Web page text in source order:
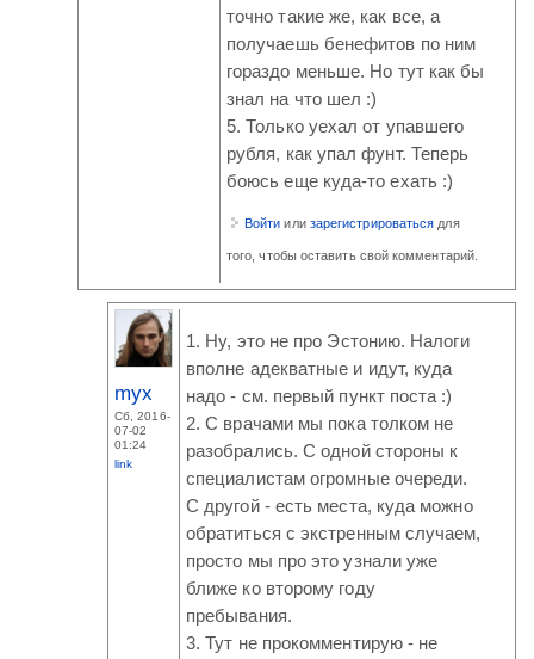
точно такие же, как все, а
получаешь бенефитов по ним
гораздо меньше. Но тут как бы
знал на что шел :)
5. Только уехал от упавшего
рубля, как упал фунт. Теперь
боюсь еще куда-то ехать :)
Войти или зарегистрироваться для
того, чтобы оставить свой комментарий.
myx
Сб, 2016-
07-02
01:24
link
1. Ну, это не про Эстонию. Налоги
вполне адекватные и идут, куда
надо - см. первый пункт поста :)
2. С врачами мы пока толком не
разобрались. С одной стороны к
специалистам огромные очереди.
С другой - есть места, куда можно
обратиться с экстренным случаем,
просто мы про это узнали уже
ближе ко второму году
пребывания.
3. Тут не прокомментирую - не